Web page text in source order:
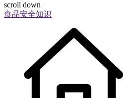
scroll down
食品安全知识